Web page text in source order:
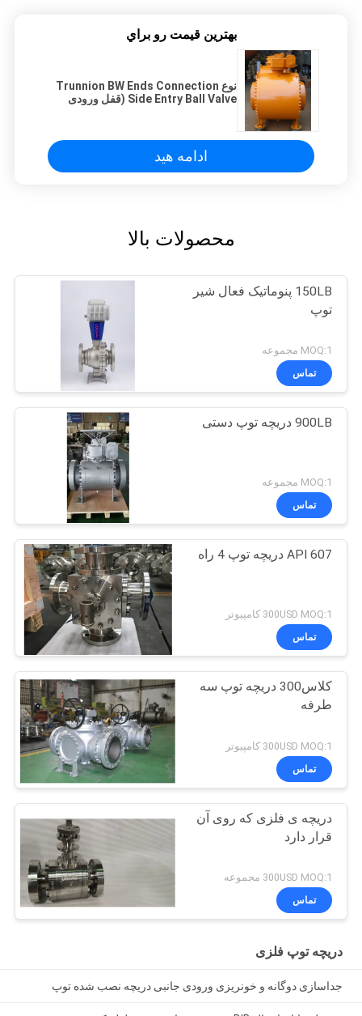
بهترين قيمت رو براي
نوع Trunnion BW Ends Connection
Side Entry Ball Valve (قفل ورودی
ادامه هید
محصولات بالا
150LB پنوماتیک فعال شیر
توپ
MOQ:1 مجموعه
تماس
900LB دریچه توپ دستی
MOQ:1 مجموعه
تماس
API 607 دریچه توپ 4 راه
300USD MOQ:1 کامپیوتر
تماس
کلاس300 دریچه توپ سه
طرفه
300USD MOQ:1 کامپیوتر
تماس
دریچه ی فلزی که روی آن
قرار دارد
300USD MOQ:1 مجموعه
تماس
دریچه توپ فلزی
جداسازی دوگانه و خونریزی ورودی جانبی دریچه نصب شده توپ